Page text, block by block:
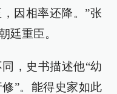
因相率还降。”张
廷重臣。
，史书描述他“幼
”。能得史家如此